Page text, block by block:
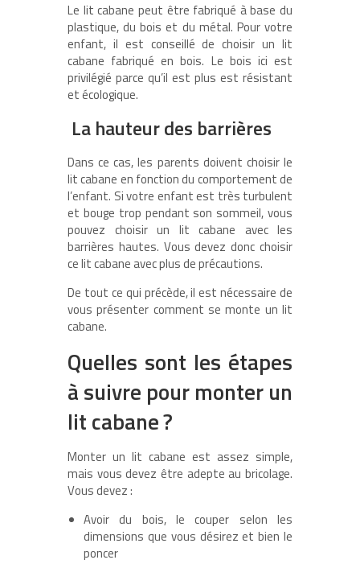
Le lit cabane peut être fabriqué à base du
plastique, du bois et du métal. Pour votre
enfant, il est conseillé de choisir un lit
cabane fabriqué en bois. Le bois ici est
privilégié parce qu’il est plus est résistant
et écologique.
La hauteur des barrières
Dans ce cas, les parents doivent choisir le
lit cabane en fonction du comportement de
l’enfant. Si votre enfant est très turbulent
et bouge trop pendant son sommeil, vous
pouvez choisir un lit cabane avec les
barrières hautes. Vous devez donc choisir
ce lit cabane avec plus de précautions.
De tout ce qui précède, il est nécessaire de
vous présenter comment se monte un lit
cabane.
Quelles sont les étapes
à suivre pour monter un
lit cabane ?
Monter un lit cabane est assez simple,
mais vous devez être adepte au bricolage.
Vous devez :
Avoir du bois, le couper selon les
dimensions que vous désirez et bien le
poncer